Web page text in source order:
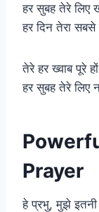
हर सुबह तेरे लिए
हर दिन तेरा सबसे
तेरे हर ख्वाब पूरे
हर सुबह तेरे लिए
Prayer
हे प्रभु, मुझे